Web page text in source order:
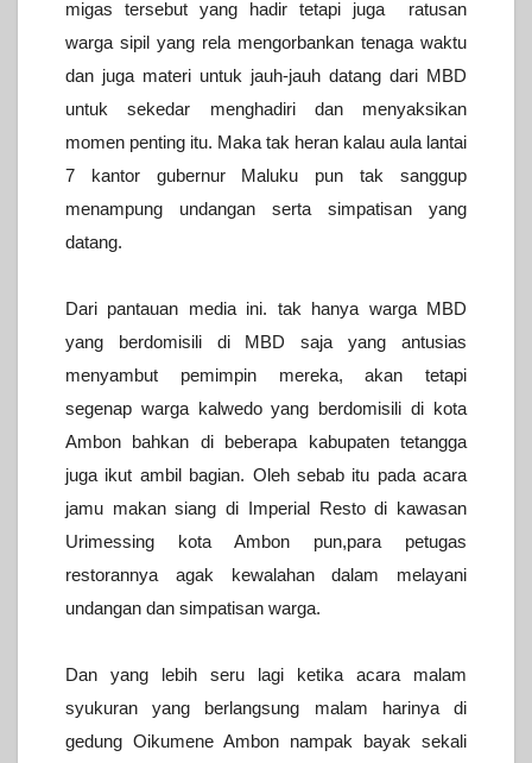
migas tersebut yang hadir tetapi juga ratusan
warga sipil yang rela mengorbankan tenaga waktu
dan juga materi untuk jauh-jauh datang dari MBD
untuk sekedar menghadiri dan menyaksikan
momen penting itu. Maka tak heran kalau aula lantai
7 kantor gubernur Maluku pun tak sanggup
menampung undangan serta simpatisan yang
datang.
Dari pantauan media ini. tak hanya warga MBD
yang berdomisili di MBD saja yang antusias
menyambut pemimpin mereka, akan tetapi
segenap warga kalwedo yang berdomisili di kota
Ambon bahkan di beberapa kabupaten tetangga
juga ikut ambil bagian. Oleh sebab itu pada acara
jamu makan siang di Imperial Resto di kawasan
Urimessing kota Ambon pun,para petugas
restorannya agak kewalahan dalam melayani
undangan dan simpatisan warga.
Dan yang lebih seru lagi ketika acara malam
syukuran yang berlangsung malam harinya di
gedung Oikumene Ambon nampak bayak sekali